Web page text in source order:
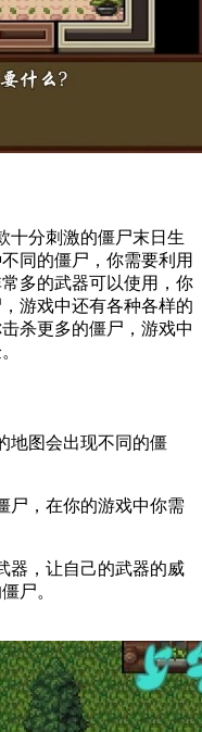
分刺激的僵尸末日生
同的僵尸，你需要利用
多的武器可以使用，你
游戏中还有各种各样的
杀更多的僵尸，游戏中
图会出现不同的僵
，在你的游戏中你需
，让自己的武器的威
尸。